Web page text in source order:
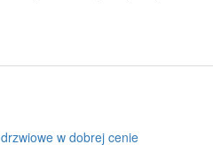
w dobrej cenie